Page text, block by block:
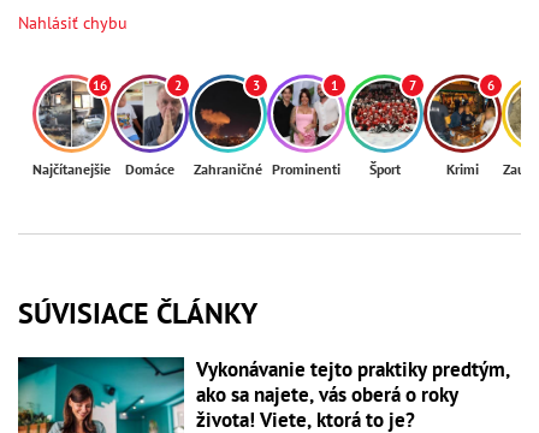
Nahlásiť chybu
16
Najčítanejšie
2
Domáce
3
Zahraničné
1
Prominenti
7
Šport
6
Krimi
SÚVISIACE ČLÁNKY
Vykonávanie tejto praktiky predtým,
ako sa najete, vás oberá o roky
života! Viete, ktorá to je?